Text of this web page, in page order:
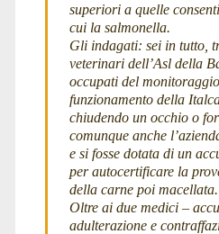
superiori a quelle
cui la salmonella.
Gli indagati: sei in tutto,
veterinari dell’Asl della
occupati del
funzionamento della
chiudendo un occhio o
comunque anche
e si fosse dotata di un
per autocertificare la
della carne poi macellata.
Oltre ai due medici –
adulterazione e